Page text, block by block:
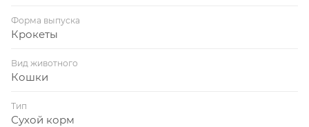
Форма выпуска
Крокеты
Вид животного
Кошки
Тип
Сухой корм